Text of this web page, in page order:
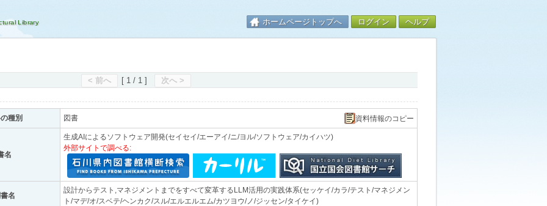
ホームページトップへ ログイン ヘルプ
< 前へ [ 1 / 1 ] 次へ >
種別 図書 資料情報のコピー
名
生成AIによるソフトウェア開発(セイセイ/エーアイ/ニ/ヨル/ソフトウェア/カイハツ)
外部サイトで調べる:
名
設計からテスト,マネジメントまでをすべて変革するLLM活用の実践体系(セッケイ/カラ/テスト/マネジメン
ト/マデ/オ/スベテ/ヘンカク/スル/エルエルエム/カツヨウ/ノ/ジッセン/タイケイ)